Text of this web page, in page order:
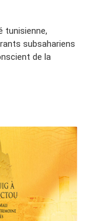
tunisienne,
subsahariens
de la